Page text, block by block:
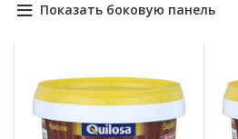
Показать боковую панель